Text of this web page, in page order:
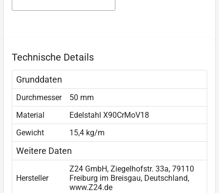
Technische Details
Grunddaten
Durchmesser
50 mm
Material
Edelstahl X90CrMoV18
Gewicht
15,4 kg/m
Weitere Daten
Hersteller
Z24 GmbH, Ziegelhofstr. 33a, 79110
Freiburg im Breisgau, Deutschland,
www.Z24.de